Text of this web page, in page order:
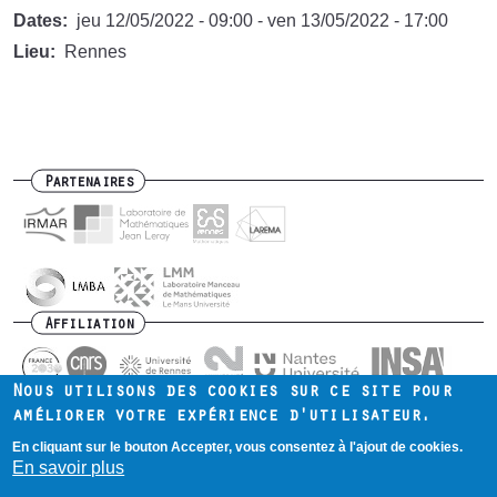
Dates jeu 12/05/2022 - 09:00 - ven 13/05/2022 - 17:00
Lieu
Rennes
Partenaires
Affiliation
Footer
Contact Intranet
Nous utilisons des cookies sur ce site pour
améliorer votre expérience d'utilisateur.
En cliquant sur le bouton Accepter, vous consentez à l'ajout de cookies.
En savoir plus